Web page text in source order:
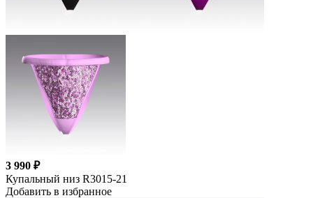
3 990 ₽
Купальный низ R3015-21
Добавить в избранное